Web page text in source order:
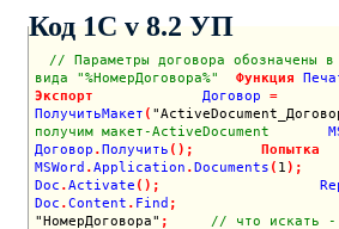
Код 1C v 8.2 УП
// Параметры договора обозначены в
вида "%НомерДоговора%"
Функция
Экспорт
             Договор
=
ПолучитьМакет (
получим макет-ActiveDocument
Договор .Получить ( ) ; Попытка
MSWord .Application .Documents ( 1 ) ;
Doc .Activate ( ) ;
Doc .Content . Find ;
"НомерДоговора" ;
// что искать -